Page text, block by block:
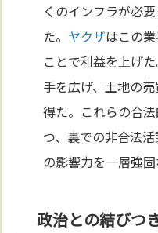
くのインフラが必
た。 ヤクザはこの
ことで利益を上げ
手を広げ、土地の
得た。これらの合
つ、裏での非合法活
の影響力を一層強
政治との結びつ